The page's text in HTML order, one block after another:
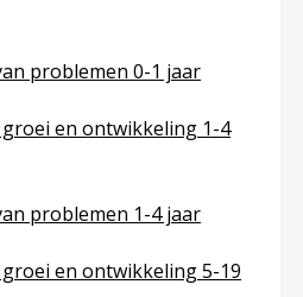
problemen 0-1 jaar
3.2 Signalering van problemen
groei en ontwikkeling 1-4
3.3 (Volgen van) groei en
problemen 1-4 jaar
3.4 Signalering van problemen
groei en ontwikkeling 5-19
3.5 (Volgen van) groei en